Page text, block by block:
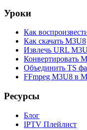
Уроки
Как
Как скачать M3U8
Извлечь URL
Конвертировать
Объединить TS
FFmpeg M3U8 в
Ресурсы
Блог
IPTV Плейлист